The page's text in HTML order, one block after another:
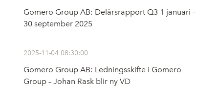
Gomero Group AB: Delårsrapport Q3 1 januari –
30 september 2025
2025-11-04 08:30:00
Gomero Group AB: Ledningsskifte i Gomero
Group – Johan Rask blir ny VD